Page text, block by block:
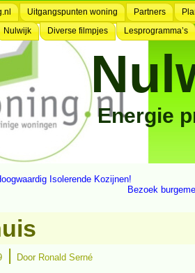
Uitgangspunten woning Partners
Nulwijk Diverse filmpjes Lesprogramma’s
Energie
Isolerende Kozijnen!
Bezoek
| Door Ronald Serné